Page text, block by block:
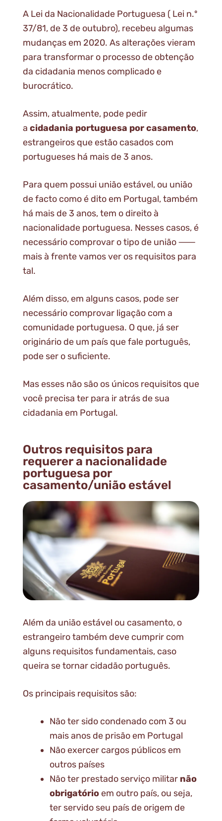
A Lei da Nacionalidade Portuguesa ( Lei n.º
37/81, de 3 de outubro), recebeu algumas
mudanças em 2020. As alterações vieram
para transformar o processo de obtenção
da cidadania menos complicado e
burocrático.
Assim, atualmente, pode pedir
a cidadania portuguesa por casamento,
estrangeiros que estão casados com
portugueses há mais de 3 anos.
Para quem possui união estável, ou união
de facto como é dito em Portugal, também
há mais de 3 anos, tem o direito à
nacionalidade portuguesa. Nesses casos, é
necessário comprovar o tipo de união ⸺
mais à frente vamos ver os requisitos para
tal.
Além disso, em alguns casos, pode ser
necessário comprovar ligação com a
comunidade portuguesa. O que, já ser
originário de um país que fale português,
pode ser o suficiente.
Mas esses não são os únicos requisitos que
você precisa ter para ir atrás de sua
cidadania em Portugal.
Outros requisitos para
requerer a nacionalidade
portuguesa por
casamento/união estável
Além da união estável ou casamento, o
estrangeiro também deve cumprir com
alguns requisitos fundamentais, caso
queira se tornar cidadão português.
Os principais requisitos são:
Não ter sido condenado com 3 ou
mais anos de prisão em Portugal
Não exercer cargos públicos em
outros países
Não ter prestado serviço militar não
obrigatório em outro país, ou seja,
ter servido seu país de origem de